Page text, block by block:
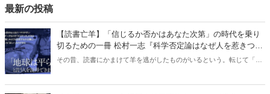
最新の投稿
【読書亡羊】「信じるか否かはあなた次第」の時代を乗り
切るための一冊 松村一志『科学否定論はなぜ人を惹きつけ
るのか』（ちくま新書）｜梶原麻衣子
その昔、読書にかまけて羊を逃がしたものがいるという。転じて「読